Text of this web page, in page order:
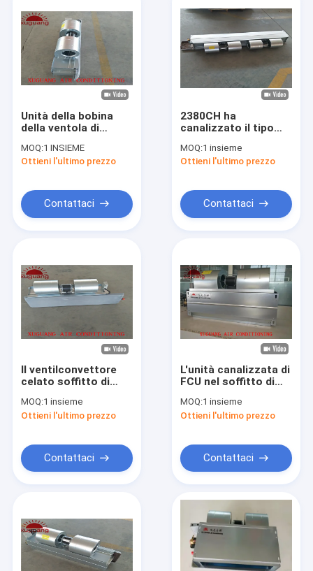
Prodotti
Circa noi
Unità della bobina
della ventola di
dell'acqua celata
soffitto di HVAC FCU
centrifughi
MOQ:1 INSIEME
Ottieni l'ultimo prezzo
Contattaci
2380CH ha
canalizzato il tipo
condizionamento
d'aria di FCU del
HVAC per gli ospedali
MOQ:1 insieme
Ottieni l'ultimo prezzo
Contattaci
Il ventilconvettore
celato soffitto di
della casa 12.6KW ha
spaccato il tipo con
MOQ:1 insieme
Ottieni l'ultimo prezzo
Contattaci
L'unità canalizzata di
FCU nel soffitto di
tipo ventilconvettore
MOQ:1 insieme
Ottieni l'ultimo prezzo
Contattaci